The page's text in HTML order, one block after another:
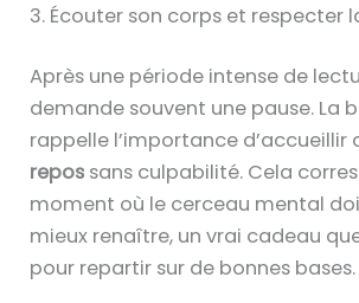
3. Écouter son corps et respecter
Après une période intense de
demande souvent une pause. La
rappelle l’importance d’accueillir
repos sans culpabilité. Cela
moment où le cerceau mental
mieux renaître, un vrai cadeau
pour repartir sur de bonnes bases.